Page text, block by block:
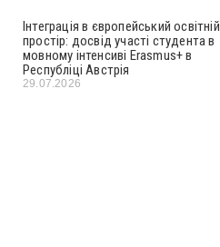
Інтеграція в європейський освітній
простір: досвід участі студента в
мовному інтенсиві Erasmus+ в
Республіці Австрія
29.07.2026